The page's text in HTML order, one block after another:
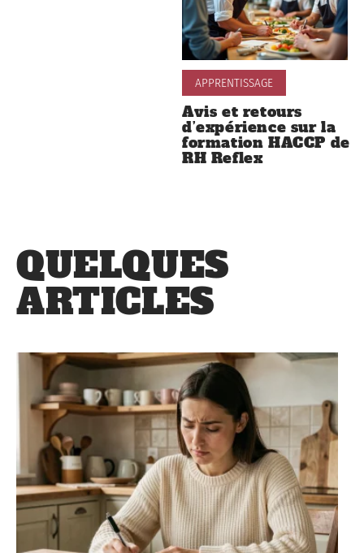
APPRENTISSAGE
Avis et retours
d’expérience sur la
formation HACCP de
RH Reflex
QUELQUES
ARTICLES